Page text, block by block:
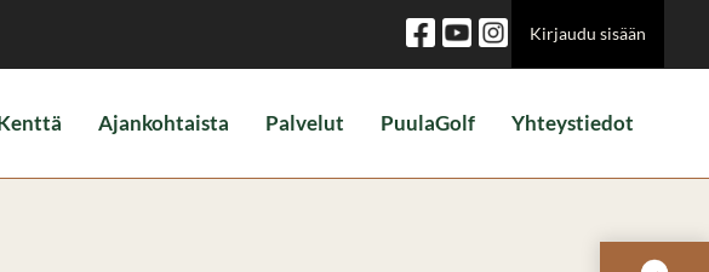
Kirjaudu sisään
Ajankohtaista Palvelut PuulaGolf Yhteystiedot